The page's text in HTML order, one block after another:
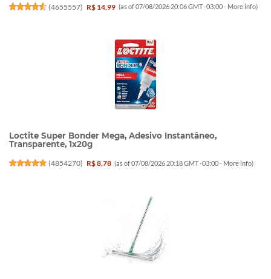
(4655557) R$ 14,99 (as of 07/08/2026 20:06 GMT -03:00 - More info)
Loctite Super Bonder Mega, Adesivo Instantâneo,
Transparente, 1x20g
(4854270) R$ 8,78 (as of 07/08/2026 20:18 GMT -03:00 - More info)